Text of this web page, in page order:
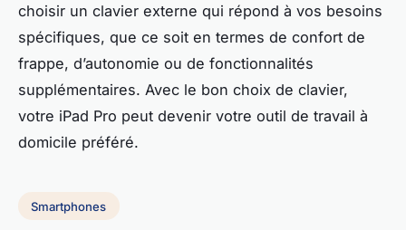
choisir un clavier externe qui répond à vos besoins
spécifiques, que ce soit en termes de confort de
frappe, d’autonomie ou de fonctionnalités
supplémentaires. Avec le bon choix de clavier,
votre iPad Pro peut devenir votre outil de travail à
domicile préféré.
Smartphones